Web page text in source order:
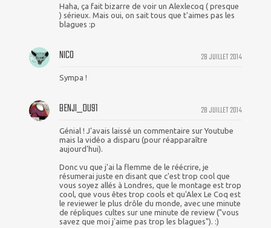
Haha, ça fait bizarre de voir un Alexlecoq ( presque
) sérieux. Mais oui, on sait tous que t'aimes pas les
blagues :p
28 JUILLET 2014
NICO
Sympa !
28 JUILLET 2014
BENJI_DU91
Génial ! J'avais laissé un commentaire sur Youtube
mais la vidéo a disparu (pour réapparaître
aujourd'hui).
Donc vu que j'ai la flemme de le réécrire, je
résumerai juste en disant que c'est trop cool que
vous soyez allés à Londres, que le montage est trop
cool, que vous êtes trop cools et qu'Alex Le Coq est
le reviewer le plus drôle du monde, avec une minute
de répliques cultes sur une minute de review ("vous
savez que moi j'aime pas trop les blagues"). :)